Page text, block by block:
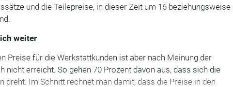
und die Teilepreise, in dieser Zeit um 16 beziehungsweise
weiter
Preise für die Werkstattkunden ist aber nach Meinung der
nicht erreicht. So gehen 70 Prozent davon aus, dass sich die
dreht. Im Schnitt rechnet man damit, dass die Preise in den